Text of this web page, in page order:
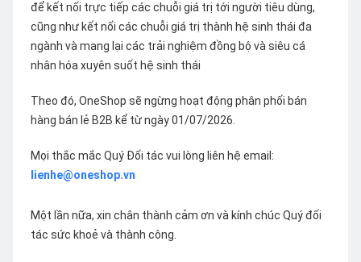
để kết nối trực tiếp các chuỗi giá trị tới người tiêu dùng,
cũng như kết nối các chuỗi giá trị thành hệ sinh thái đa
ngành và mang lại các trải nghiệm đồng bộ và siêu cá
nhân hóa xuyên suốt hệ sinh thái
Theo đó, OneShop sẽ ngừng hoạt động phân phối bán
hàng bán lẻ B2B kể từ ngày 01/07/2026.
Mọi thắc mắc Quý Đối tác vui lòng liên hệ email:
lienhe@oneshop.vn
Một lần nữa, xin chân thành cảm ơn và kính chúc Quý đối
tác sức khoẻ và thành công.